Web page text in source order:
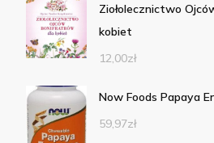
Ziołolecznictwo
kobiet
12,00zł
Now Foods Papaya
59,97zł